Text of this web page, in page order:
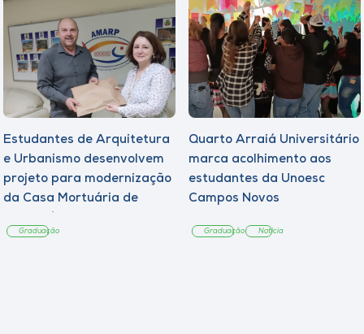
Estudantes de Arquitetura
e Urbanismo desenvolvem
projeto para modernização
da Casa Mortuária de
Graduação
Quarto Arraiá Universitário
marca acolhimento aos
estudantes da Unoesc
Campos Novos
Graduação Notícia